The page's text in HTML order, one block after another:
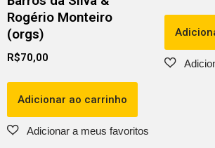
Rogério Monteiro
(orgs)
R$70,00
Adicionar ao carrinho